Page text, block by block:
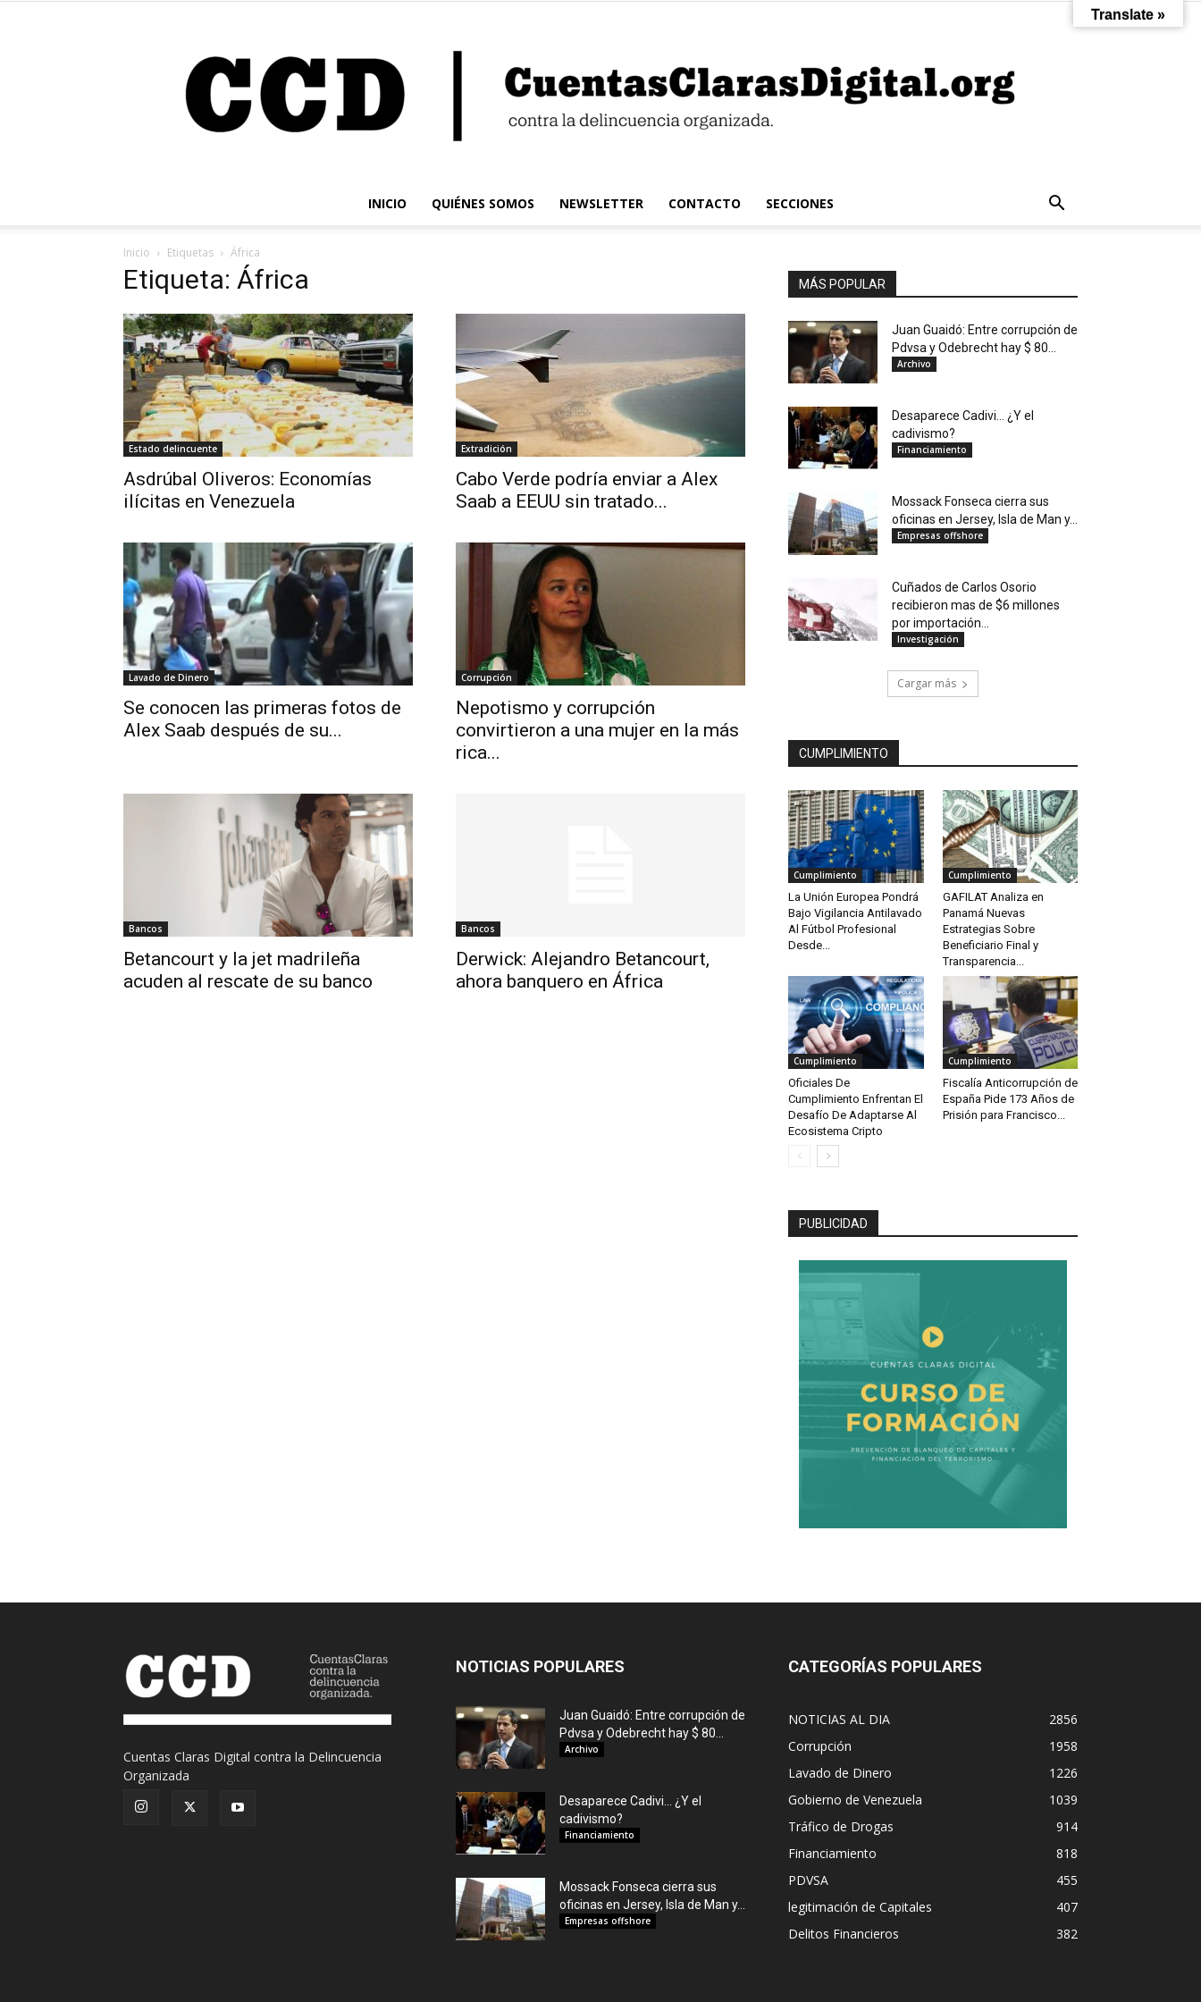
INICIO QUIÉNES SOMOS NEWSLETTER CONTACTO SECCIONES
Inicio Etiquetas África
Etiqueta: África
Estado delincuente
Asdrúbal Oliveros: Economías
ilícitas en Venezuela
Extradición
Cabo Verde podría enviar a Alex
Saab a EEUU sin tratado...
Lavado de Dinero
Se conocen las primeras fotos de
Alex Saab después de su...
Corrupción
Nepotismo y corrupción
convirtieron a una mujer en la más
rica...
Bancos
Betancourt y la jet madrileña
acuden al rescate de su banco
Bancos
Derwick: Alejandro Betancourt,
ahora banquero en África
MÁS POPULAR
Juan Guaidó: Entre corrupción de
Pdvsa y Odebrecht hay $ 80...
Archivo
Desaparece Cadivi… ¿Y el
cadivismo?
Financiamiento
Mossack Fonseca cierra sus
oficinas en Jersey, Isla de Man y...
Empresas offshore
Cuñados de Carlos Osorio
recibieron mas de $6 millones
por importación...
Investigación
Cargar más
CUMPLIMIENTO
Cumplimiento
La Unión Europea Pondrá
Bajo Vigilancia Antilavado
Al Fútbol Profesional
Desde...
Cumplimiento
GAFILAT Analiza en
Panamá Nuevas
Estrategias Sobre
Beneficiario Final y
Transparencia...
Cumplimiento
Oficiales De
Cumplimiento Enfrentan El
Desafío De Adaptarse Al
Ecosistema Cripto
Cumplimiento
Fiscalía Anticorrupción de
España Pide 173 Años de
Prisión para Francisco...
PUBLICIDAD
Cuentas Claras Digital contra la Delincuencia
Organizada
NOTICIAS POPULARES
Juan Guaidó: Entre corrupción de
Pdvsa y Odebrecht hay $ 80...
Archivo
Desaparece Cadivi… ¿Y el
cadivismo?
Financiamiento
Mossack Fonseca cierra sus
oficinas en Jersey, Isla de Man y...
Empresas offshore
CATEGORÍAS POPULARES
NOTICIAS AL DIA
2856
Corrupción
1958
Lavado de Dinero
1226
Gobierno de Venezuela
1039
Tráfico de Drogas
914
Financiamiento
818
PDVSA
455
legitimación de Capitales
407
Delitos Financieros
382
Translate »